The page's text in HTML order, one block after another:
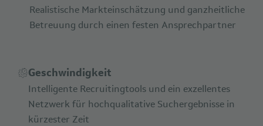
Realistische Markteinschätzung und ganzheitliche
Betreuung durch einen festen Ansprechpartner
Geschwindigkeit
Intelligente Recruitingtools und ein exzellentes
Netzwerk für hochqualitative Suchergebnisse in
kürzester Zeit